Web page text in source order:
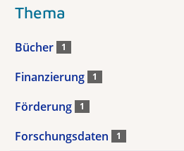
Thema
Bücher 1
Finanzierung 1
Förderung 1
Forschungsdaten 1